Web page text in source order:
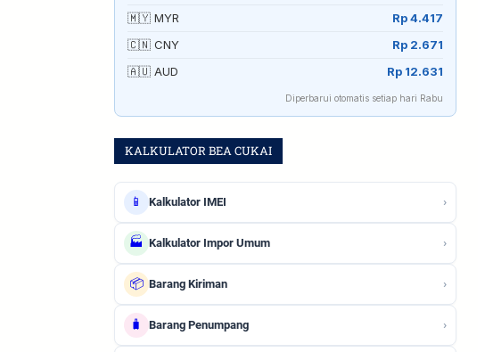
🇲🇾 MYR
Rp 4.417
🇨🇳 CNY
Rp 2.671
🇦🇺 AUD
Rp 12.631
Diperbarui otomatis setiap hari Rabu
KALKULATOR BEA CUKAI
📱 Kalkulator IMEI ›
🏭 Kalkulator Impor Umum ›
📦 Barang Kiriman ›
🧳 Barang Penumpang ›